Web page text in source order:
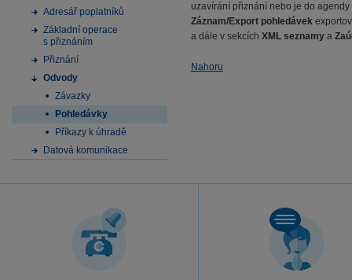
Adresář poplatníků
Základní operace
s přiznáním
Přiznání
Odvody
Závazky
Pohledávky
Příkazy k úhradě
Datová komunikace
uzavírání přiznání nebo je do agendy
Záznam/Export pohledávek
a dále v sekcích XML seznamy a
Nahoru